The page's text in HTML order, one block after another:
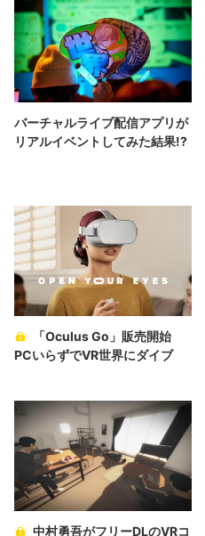
バーチャルライブ配信アプリが
リアルイベントしてみた結果!?
「Oculus Go」販売開始
PCいらずでVR世界にダイブ
中村勇吾がフリーDLのVRコ